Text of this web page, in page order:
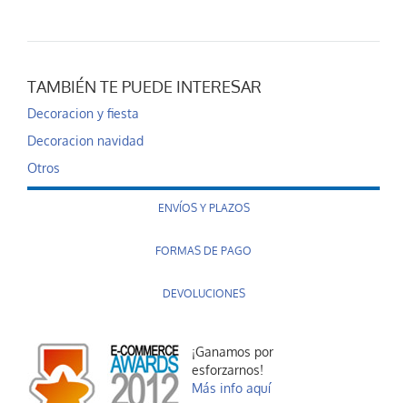
TAMBIÉN TE PUEDE INTERESAR
Decoracion y fiesta
Decoracion navidad
Otros
ENVÍOS Y PLAZOS
FORMAS DE PAGO
DEVOLUCIONES
¡Ganamos por
esforzarnos!
Más info aquí